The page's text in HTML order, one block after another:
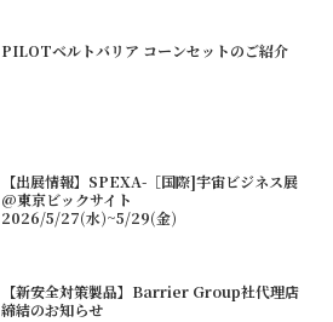
PILOTベルトバリア コーンセットのご紹介
【出展情報】SPEXA-［国際]宇宙ビジネス展
@東京ビックサイト
2026/5/27(水)~5/29(金)
【新安全対策製品】Barrier Group社代理店
締結のお知らせ